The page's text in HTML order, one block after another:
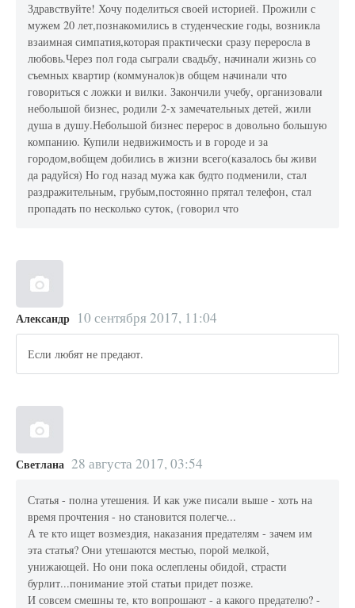
Здравствуйте! Хочу поделиться своей историей. Прожили с
мужем 20 лет,познакомились в студенческие годы, возникла
взаимная симпатия,которая практически сразу переросла в
любовь.Через пол года сыграли свадьбу, начинали жизнь со
съемных квартир (коммуналок)в общем начинали что
говориться с ложки и вилки. Закончили учебу, организовали
небольшой бизнес, родили 2-х замечательных детей, жили
душа в душу.Небольшой бизнес перерос в довольно большую
компанию. Купили недвижимость и в городе и за
городом,вобщем добились в жизни всего(казалось бы живи
да радуйся) Но год назад мужа как будто подменили, стал
раздражительным, грубым,постоянно прятал телефон, стал
пропадать по несколько суток, (говорил что
Александр 10 сентября 2017, 11:04
Если любят не предают.
Светлана 28 августа 2017, 03:54
Статья - полна утешения. И как уже писали выше - хоть на
время прочтения - но становится полегче...
А те кто ищет возмездия, наказания предателям - зачем им
эта статья? Они утешаются местью, порой мелкой,
унижающей. Но они пока ослеплены обидой, страсти
бурлит...понимание этой статьи придет позже.
И совсем смешны те, кто вопрошают - а какого предателю? -